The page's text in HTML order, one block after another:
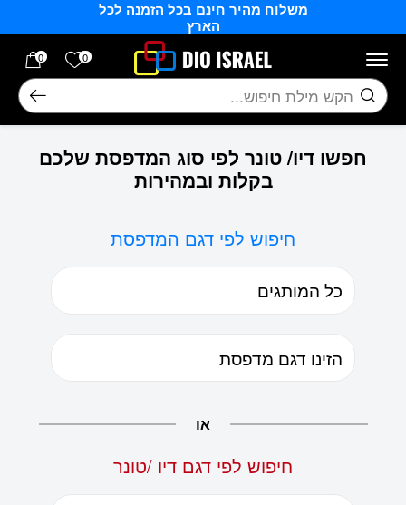
משלוח מהיר חינם בכל הזמנה לכל
הארץ
0 הרשימה
0
חיפוש
חפשו דיו/ טונר לפי סוג המדפסת שלכם
בקלות ובמהירות
חיפוש לפי דגם המדפסת
או
חיפוש לפי דגם דיו /טונר